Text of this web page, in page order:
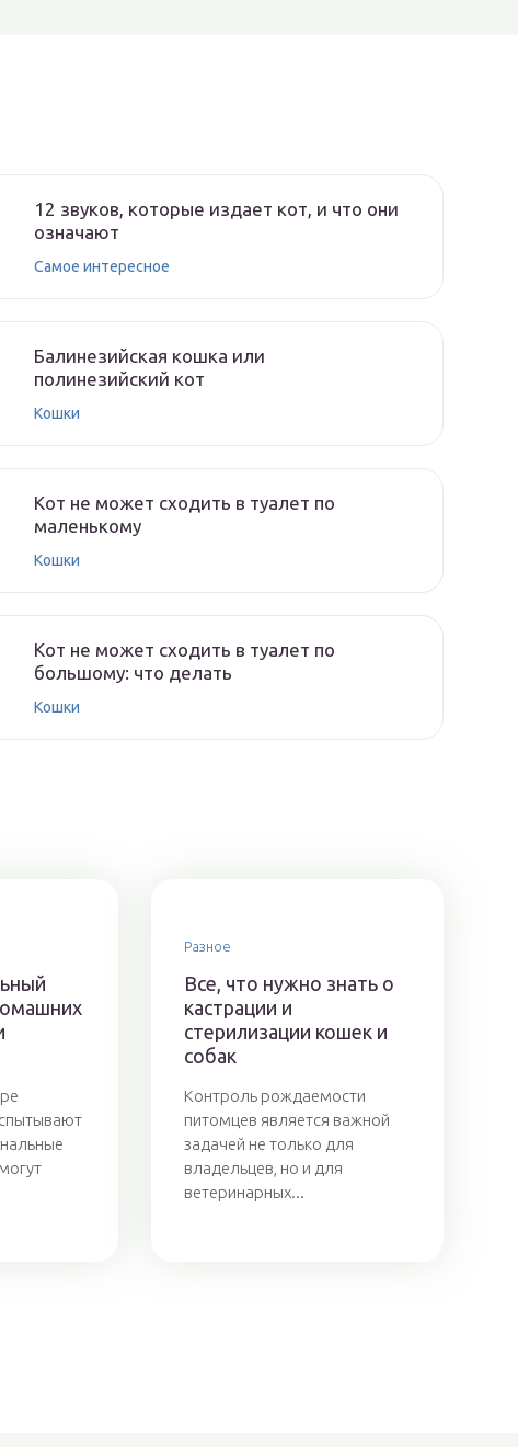
12 звуков, которые издает кот, и что они
означают
Самое интересное
Балинезийская кошка или
полинезийский кот
Кошки
Кот не может сходить в туалет по
маленькому
Кошки
Кот не может сходить в туалет по
большому: что делать
Кошки
Разное
Все, что нужно знать о
кастрации и
стерилизации кошек и
собак
Контроль рождаемости
питомцев является важной
задачей не только для
владельцев, но и для
ветеринарных...